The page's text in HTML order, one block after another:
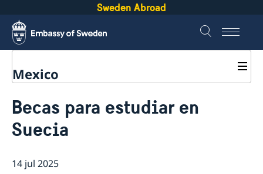
Sweden Abroad
Mexico
Importante sobre Asuntos Migratorios
Permisos de residencia, estudios y de
trabajo
Tramitar un permiso de trabajo para Suecia
Becas para estudiar en
Suecia
14 jul 2025